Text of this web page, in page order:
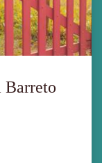
Barreto